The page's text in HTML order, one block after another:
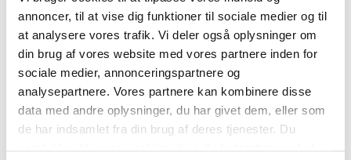
annoncer, til at vise dig funktioner til sociale medier og til
at analysere vores trafik. Vi deler også oplysninger om
din brug af vores website med vores partnere inden for
sociale medier, annonceringspartnere og
analysepartnere. Vores partnere kan kombinere disse
data med andre oplysninger, du har givet dem, eller som
de har indsamlet fra din brug af deres tjenester. Du